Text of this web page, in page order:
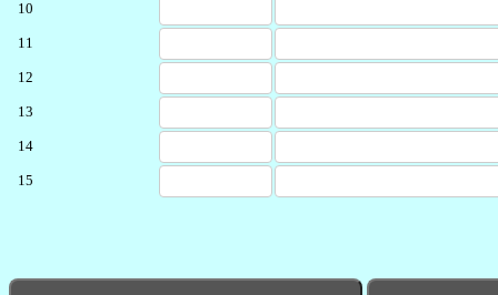
10
11
12
13
14
15